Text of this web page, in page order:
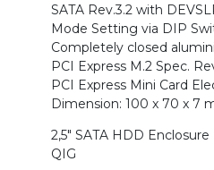
SATA Rev.3.2 with
Mode Setting via DIP
Completely closed
PCI Express M.2 Spec.
PCI Express Mini Card
Dimension: 100 x 70 x 7
2,5" SATA HDD
QIG